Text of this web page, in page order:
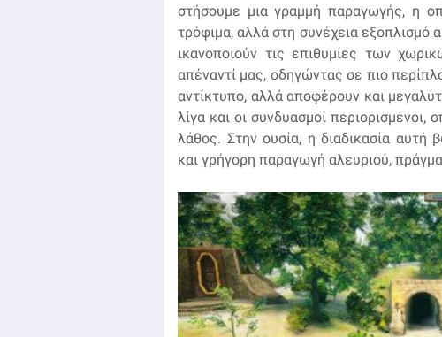
στήσουμε μια γραμμή παραγωγής, η
τρόφιμα, αλλά στη συνέχεια εξοπλισμό
ικανοποιούν τις επιθυμίες των
απέναντί μας, οδηγώντας σε πιο
αντίκτυπο, αλλά αποφέρουν και
λίγα και οι συνδυασμοί περιορισμένοι,
λάθος. Στην ουσία, η διαδικασία αυτή
και γρήγορη παραγωγή αλευριού, πράγμα